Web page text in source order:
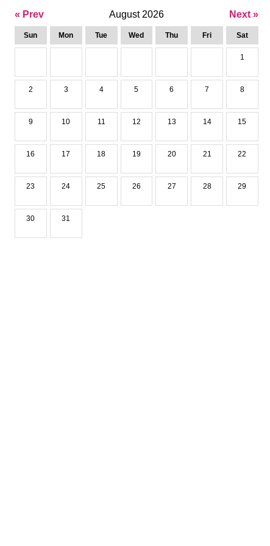
« Prev August 2026 Next »
Sun Mon Tue Wed Thu Fri Sat
1
2 3 4 5 6 7 8
9 10 11 12 13 14 15
16 17 18 19 20 21 22
23 24 25 26 27 28 29
30 31